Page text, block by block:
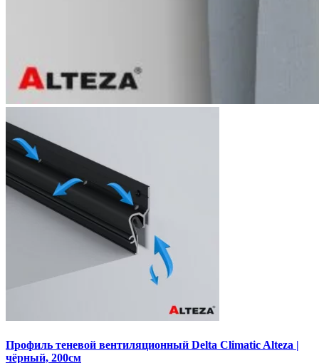
Профиль теневой вентиляционный Delta Climatic Alteza |
чёрный, 200см